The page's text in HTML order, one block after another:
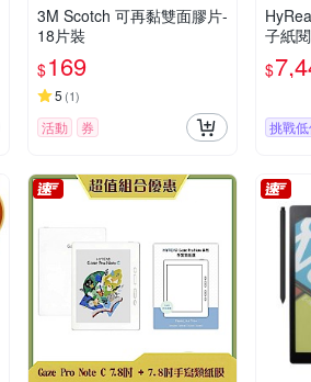
3M Scotch 可再黏雙面膠片-
18片裝
$169
5 (1)
活動 券
子紙
e 收
$
挑戰